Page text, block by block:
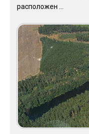
расположен ...